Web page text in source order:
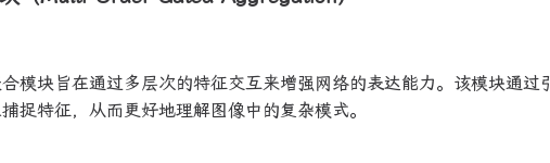
模块旨在通过多层次的特征交互来增强网络的表达能力。该模块通过
捉特征，从而更好地理解图像中的复杂模式。